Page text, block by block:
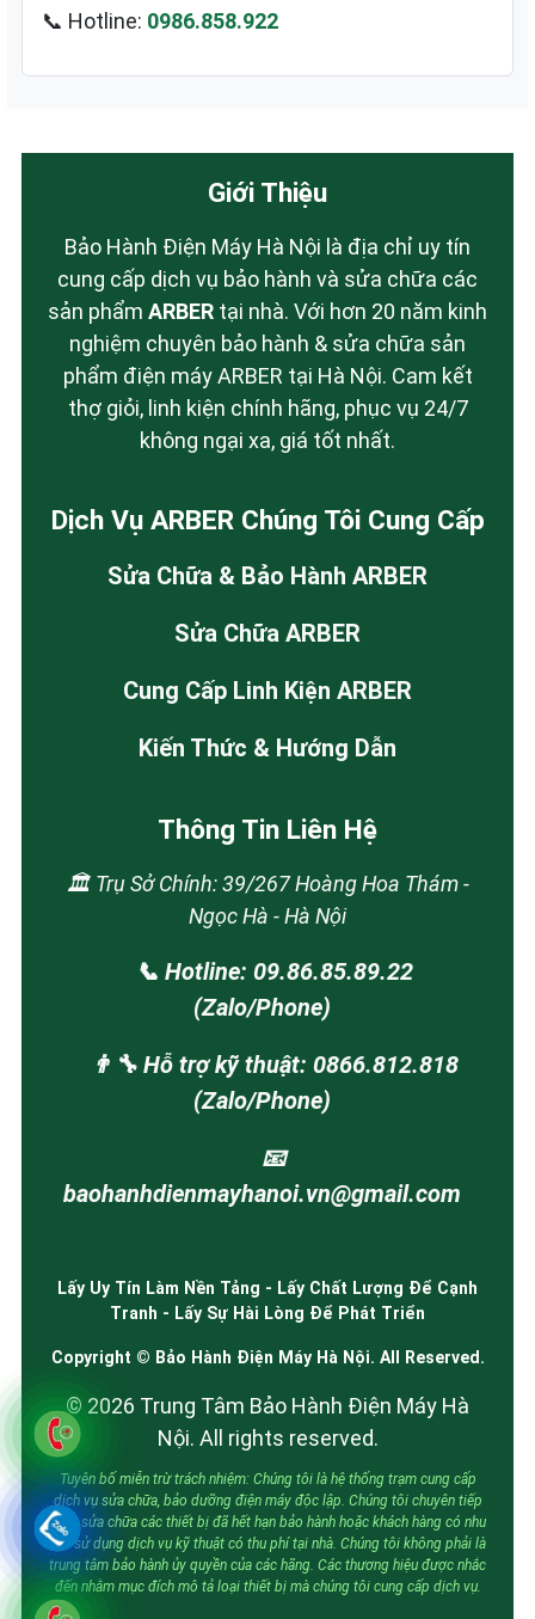
📞 Hotline: 0986.858.922
Giới Thiệu
Bảo Hành Điện Máy Hà Nội là địa chỉ uy tín
cung cấp dịch vụ bảo hành và sửa chữa các
sản phẩm ARBER tại nhà. Với hơn 20 năm kinh
nghiệm chuyên bảo hành & sửa chữa sản
phẩm điện máy ARBER tại Hà Nội. Cam kết
thợ giỏi, linh kiện chính hãng, phục vụ 24/7
không ngại xa, giá tốt nhất.
Dịch Vụ ARBER Chúng Tôi Cung Cấp
Sửa Chữa & Bảo Hành ARBER
Sửa Chữa ARBER
Cung Cấp Linh Kiện ARBER
Kiến Thức & Hướng Dẫn
Thông Tin Liên Hệ
🏛️ Trụ Sở Chính: 39/267 Hoàng Hoa Thám -
Ngọc Hà - Hà Nội
📞 Hotline: 09.86.85.89.22
(Zalo/Phone)
👨‍🔧 Hỗ trợ kỹ thuật: 0866.812.818
(Zalo/Phone)
📧
baohanhdienmayhanoi.vn@gmail.com
Lấy Uy Tín Làm Nền Tảng - Lấy Chất Lượng Để Cạnh
Tranh - Lấy Sự Hài Lòng Để Phát Triển
Copyright © Bảo Hành Điện Máy Hà Nội. All Reserved.
© 2026 Trung Tâm Bảo Hành Điện Máy Hà
Nội. All rights reserved.
Tuyên bố miễn trừ trách nhiệm: Chúng tôi là hệ thống trạm cung cấp
dịch vụ sửa chữa, bảo dưỡng điện máy độc lập. Chúng tôi chuyên tiếp
nhận sửa chữa các thiết bị đã hết hạn bảo hành hoặc khách hàng có nhu
cầu sử dụng dịch vụ kỹ thuật có thu phí tại nhà. Chúng tôi không phải là
trung tâm bảo hành ủy quyền của các hãng. Các thương hiệu được nhắc
đến nhằm mục đích mô tả loại thiết bị mà chúng tôi cung cấp dịch vụ.